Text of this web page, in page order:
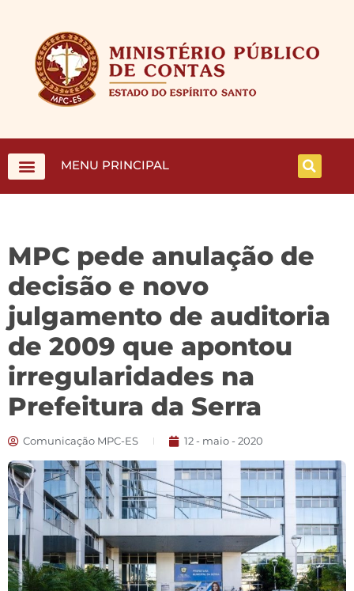
MENU PRINCIPAL
MPC pede anulação de
decisão e novo
julgamento de auditoria
de 2009 que apontou
irregularidades na
Prefeitura da Serra
Comunicação MPC-ES 12 - maio - 2020